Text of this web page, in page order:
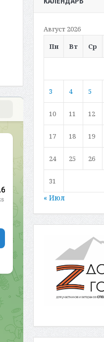
Август 2026
Пн
Вт Ср
3 4 5
10 11 12
17 18 19
24 25 26
31
« Июл